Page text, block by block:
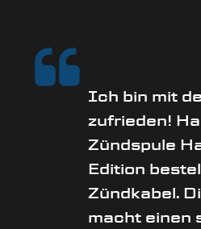
Ich bin mit
zufrieden!
Zündspule
Edition
Zündkabel.
macht einen